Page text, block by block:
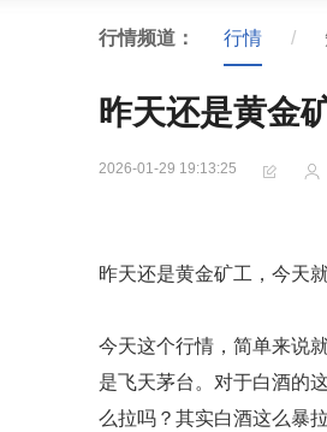
行情频道： 行情 /
昨天还是黄金
2026-01-29 19:13:25
昨天还是黄金矿工，今天
今天这个行情，简单来说
是飞天茅台。对于白酒的
么拉吗？其实白酒这么暴